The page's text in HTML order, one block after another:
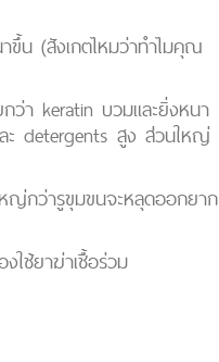
ขึ้น (สังเกตไหมว่าทำไมคุณ
ว่า keratin บวมและยิ่งหนา
ละ detergents สูง ส่วนใหญ่
ญ่กว่ารูขุมขนจะหลุดออกยาก
ใช้ยาฆ่าเชื้อร่วม